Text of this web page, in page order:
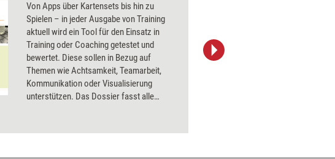
Von Apps über Kartensets bis hin zu
Spielen – in jeder Ausgabe von Training
aktuell wird ein Tool für den Einsatz in
Training oder Coaching getestet und
bewertet. Diese sollen in Bezug auf
Themen wie Achtsamkeit, Teamarbeit,
Kommunikation oder Visualisierung
unterstützen. Das Dossier fasst alle